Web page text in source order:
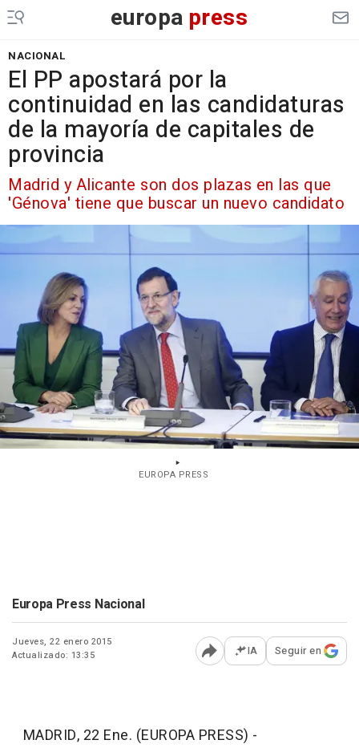
europa press
NACIONAL
El PP apostará por la
continuidad en las candidaturas
de la mayoría de capitales de
provincia
Madrid y Alicante son dos plazas en las que
'Génova' tiene que buscar un nuevo candidato
EUROPA PRESS
Europa Press Nacional
Jueves, 22 enero 2015
Actualizado: 13:35
Abrir opciones para
IA Seguir en
MADRID, 22 Ene. (EUROPA PRESS) -